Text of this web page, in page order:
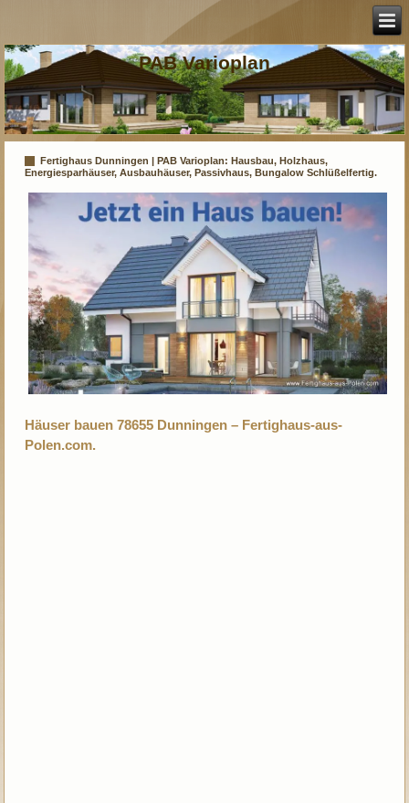
PAB Varioplan
Fertighaus Dunningen | PAB Varioplan: Hausbau, Holzhaus,
Energiesparhäuser, Ausbauhäuser, Passivhaus, Bungalow Schlüßelfertig.
Häuser bauen 78655 Dunningen – Fertighaus-aus-
Polen.com.